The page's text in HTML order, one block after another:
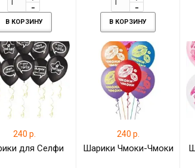
В КОРЗИНУ В КОРЗИНУ
240 р.
для Селфи
240 р.
Шарики Чмоки-Чмоки